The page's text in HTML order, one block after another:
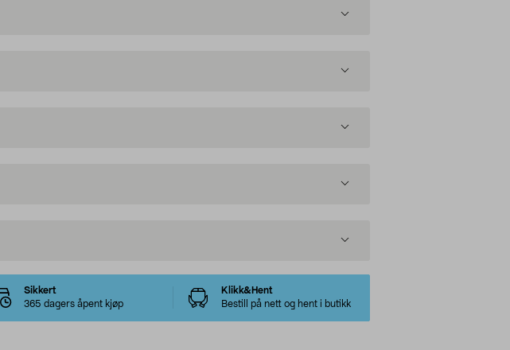
Sikkert
365 dagers åpent kjøp
Klikk&Hent
Bestill på nett og hent i butikk